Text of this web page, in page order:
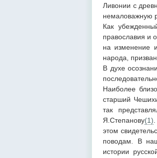
Ливонии с
немаловажную
Как
православия и
на изменение
народа,
В духе
Наиболее
старший
так
Я.Степанову(1)
этом
поводам. В
истории